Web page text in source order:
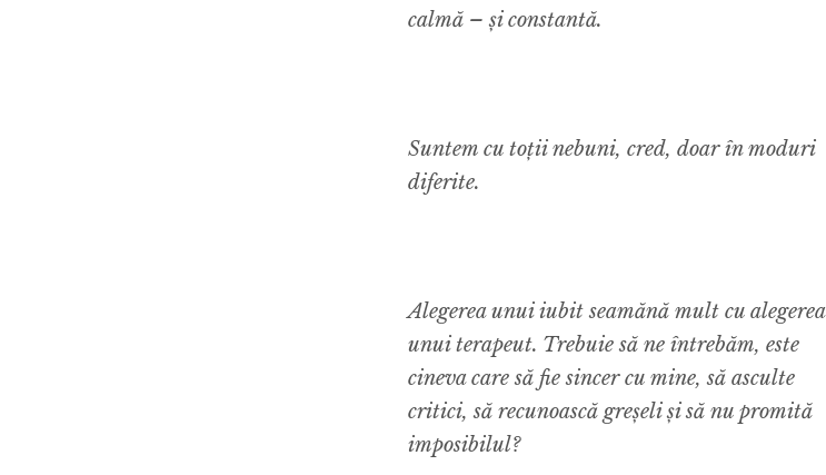
calmă – și constantă.
Suntem cu toții nebuni, cred, doar în moduri
diferite.
Alegerea unui iubit seamănă mult cu alegerea
unui terapeut. Trebuie să ne întrebăm, este
cineva care să fie sincer cu mine, să asculte
critici, să recunoască greșeli și să nu promită
imposibilul?